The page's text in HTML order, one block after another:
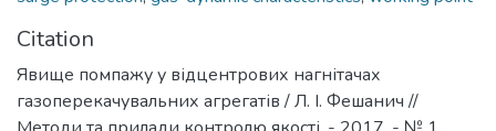
Citation
Явище помпажу у відцентрових нагнітачах
газоперекачувальних агрегатів / Л. І. Фешанич //